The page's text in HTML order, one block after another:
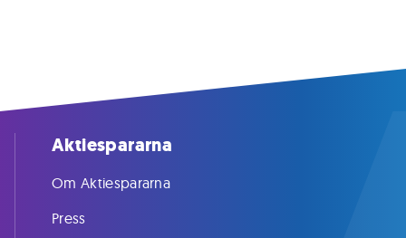
Aktiespararna
Om Aktiespararna
Press